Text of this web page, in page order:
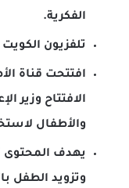
الفكرية.
تلفزيون
الافتتاح وزير
والأطفال
يهدف المحتوى
وتزويد الطفل